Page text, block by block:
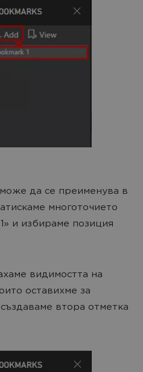
да се преименува в
многоточието
и избираме позиция
видимостта на
оставихме за
втора отметка